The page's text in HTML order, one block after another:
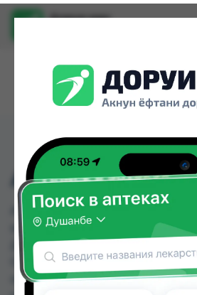
Доруи ман
АППАРАТ
АППАРАТ ХИЧОМА №6 можно
заказать в аптеках, Арча, Арча
Дорухонаи Мадад
Саховат (Гулбаҳор), Саховат
от 20.00 TJS до 55.00 TJS в